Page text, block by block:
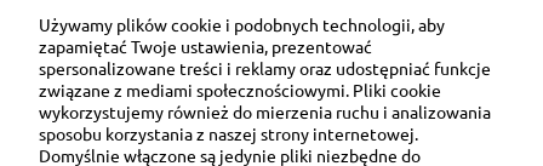
Używamy plików cookie i podobnych technologii, aby
zapamiętać Twoje ustawienia, prezentować
spersonalizowane treści i reklamy oraz udostępniać funkcje
związane z mediami społecznościowymi. Pliki cookie
wykorzystujemy również do mierzenia ruchu i analizowania
sposobu korzystania z naszej strony internetowej.
Domyślnie włączone są jedynie pliki niezbędne do